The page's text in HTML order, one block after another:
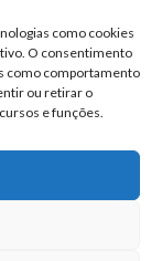
como cookies
O consentimento
como comportamento
ou retirar o
e funções.